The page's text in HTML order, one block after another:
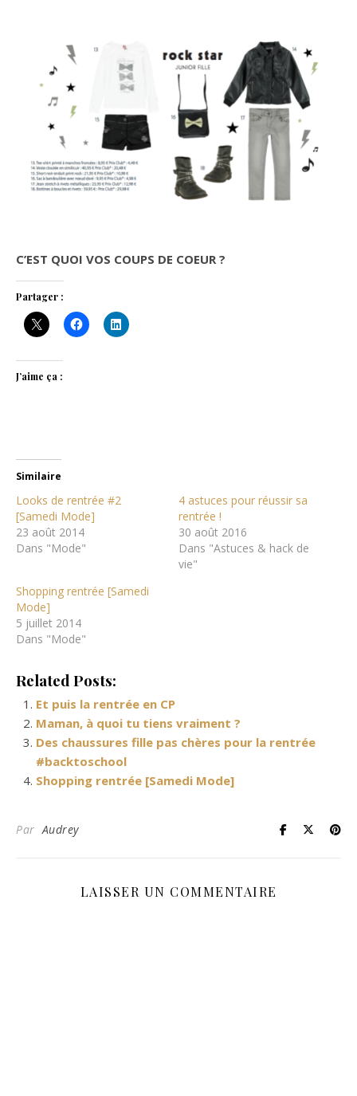
C’EST QUOI VOS COUPS DE COEUR ?
Partager :
J’aime ça :
Similaire
Looks de rentrée #2
[Samedi Mode]
23 août 2014
Dans "Mode"
4 astuces pour réussir sa
rentrée !
30 août 2016
Dans "Astuces & hack de
vie"
Shopping rentrée [Samedi
Mode]
5 juillet 2014
Dans "Mode"
Related Posts:
Et puis la rentrée en CP
Maman, à quoi tu tiens vraiment ?
Des chaussures fille pas chères pour la rentrée
#backtoschool
Shopping rentrée [Samedi Mode]
ParAudrey
LAISSER UN COMMENTAIRE